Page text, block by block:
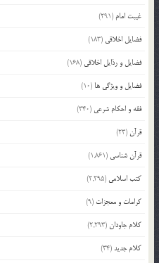
غیبت امام (291)
فضایل اخلاقی (183)
فضایل و رذایل اخلاقی (168)
فضایل و ویژگی ها (10)
فقه و احکام شرعی (340)
قرآن(23)
قرآن شناسی (1,861)
کتب اسلامی (2,295)
کرامات و معجزات (9)
کلام جاودان(2,293)
کلام جدید(34)